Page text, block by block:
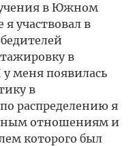
в Южном
участвовал в
в
меня появилась
в
распределению я
отношениям и
которого был